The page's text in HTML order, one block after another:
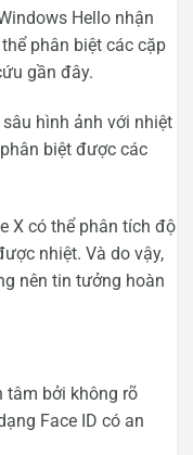
Hello nhận
phân biệt các cặp
gần đây.
hình ảnh với nhiệt
biệt được các
X có thể phân tích độ
nhiệt. Và do vậy,
nên tin tưởng hoàn
tâm bởi không rõ
Face ID có an